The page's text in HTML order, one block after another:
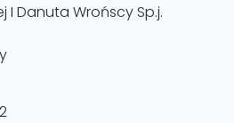
I Danuta Wrońscy Sp.j.